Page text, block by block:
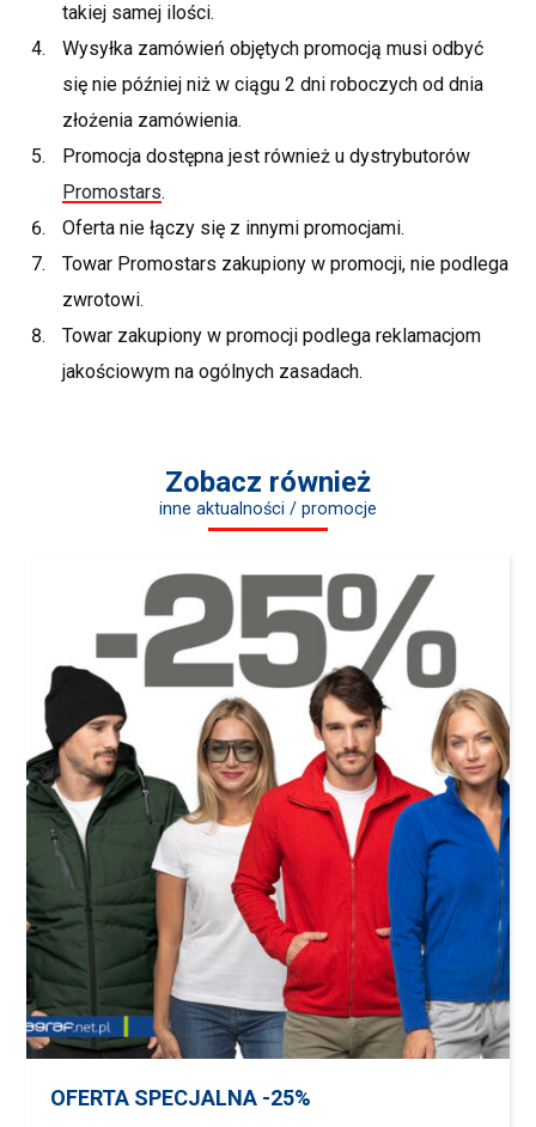
takiej samej ilości.
Wysyłka zamówień objętych promocją musi odbyć
się nie później niż w ciągu 2 dni roboczych od dnia
złożenia zamówienia.
Promocja dostępna jest również u dystrybutorów
Promostars.
Oferta nie łączy się z innymi promocjami.
Towar Promostars zakupiony w promocji, nie podlega
zwrotowi.
Towar zakupiony w promocji podlega reklamacjom
jakościowym na ogólnych zasadach.
Zobacz również
inne aktualności / promocje
OFERTA SPECJALNA -25%